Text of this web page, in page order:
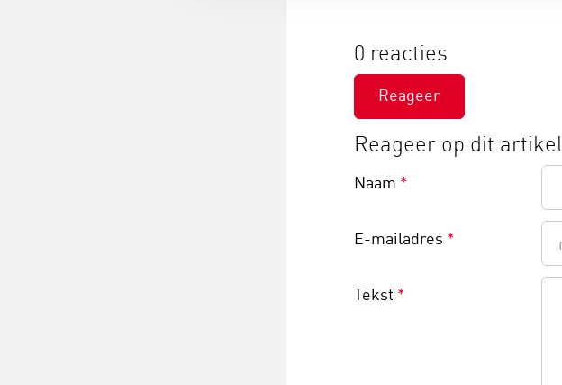
0 reacties
Reageer
Reageer op dit artikel
Naam *
E-mailadres *
Tekst *